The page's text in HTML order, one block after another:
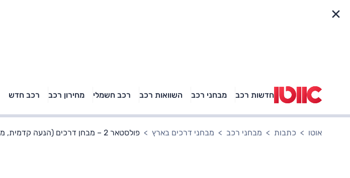
חדשות רכב מבחני רכב השוואות רכב רכב חשמלי מחירון רכב רכב חדש
באיזה רכב פנאי נוסעת
טויוטה ראב 4, קיה
ספורטאז' לונג ויונדאי
הנייר ועל הכביש
אוטו כתבות מבחני רכב מבחני דרכים בארץ פולסטאר 2 – מבחן דרכים (הנעה קדמית, מנוע אחד, 231 כ"ס)